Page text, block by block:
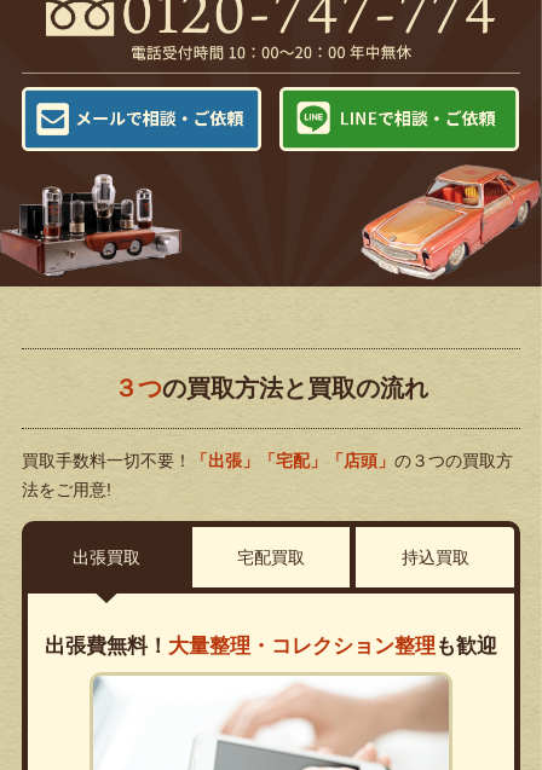
３つの買取方法と買取の流れ
買取手数料一切不要！ 「出張」「宅配」「店頭」 の３つの買取方
法をご用意!
出張買取 宅配買取 持込買取
出張費無料！ 大量整理・コレクション整理 も歓迎